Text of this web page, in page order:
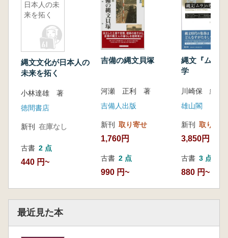
日本人の未
来を拓く
縄文文化が日本人の
未来を拓く
小林達雄 著
徳間書店
新刊 在庫なし
古書 2 点
440 円~
吉備の縄文貝塚
河瀬 正利 著
吉備人出版
新刊 取り寄せ
1,760円
古書 2 点
990 円~
縄文『ムラ
学
川崎保 編
雄山閣
新刊 取り寄せ
3,850円
古書 3 点
880 円~
最近見た本